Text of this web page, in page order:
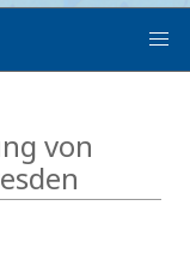
von